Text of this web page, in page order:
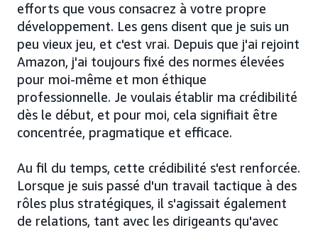
efforts que vous consacrez à votre propre
développement. Les gens disent que je suis un
peu vieux jeu, et c'est vrai. Depuis que j'ai rejoint
Amazon, j'ai toujours fixé des normes élevées
pour moi-même et mon éthique
professionnelle. Je voulais établir ma crédibilité
dès le début, et pour moi, cela signifiait être
concentrée, pragmatique et efficace.
Au fil du temps, cette crédibilité s'est renforcée.
Lorsque je suis passé d'un travail tactique à des
rôles plus stratégiques, il s'agissait également
de relations, tant avec les dirigeants qu'avec